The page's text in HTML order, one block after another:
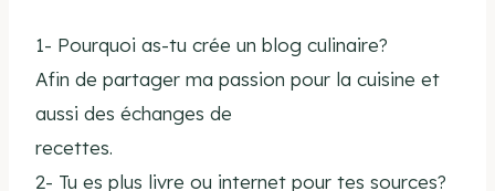
1- Pourquoi as-tu crée un blog culinaire?
Afin de partager ma passion pour la cuisine et
aussi des échanges de
recettes.
2- Tu es plus livre ou internet pour tes sources?